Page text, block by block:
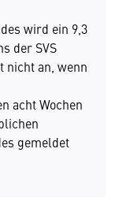
wird ein 9,3
der SVS
nicht an, wenn
acht Wochen
gemeldet